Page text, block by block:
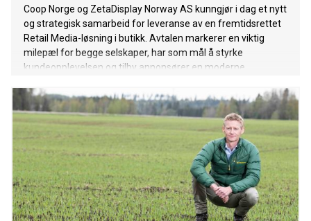
Coop Norge og ZetaDisplay Norway AS kunngjør i dag et nytt
og strategisk samarbeid for leveranse av en fremtidsrettet
Retail Media-løsning i butikk. Avtalen markerer en viktig
milepæl for begge selskaper, har som mål å styrke
kundeopplevelsen og tilby annonsører en moderne,